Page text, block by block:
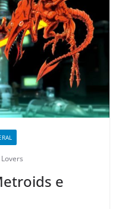
e